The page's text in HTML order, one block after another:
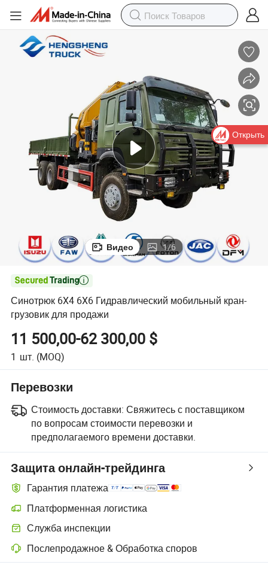
Видео 1/6

Синотрюк 6X4 6X6 Гидравлический мобильный кран-
грузовик для продажи
11 500,00-62 300,00 $
1 шт. (MOQ)
Перевозки
Стоимость доставки: Свяжитесь с поставщиком
по вопросам стоимости перевозки и
предполагаемого времени доставки.
Защита онлайн-трейдинга
Гарантия платежа
Платформенная логистика
Служба инспекции
Послепродажное & Обработка споров
Открыть